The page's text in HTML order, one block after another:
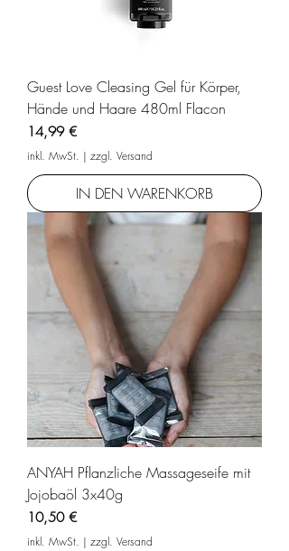
Guest Love Cleasing Gel für Körper,
Hände und Haare 480ml Flacon
Preis
14,99 €
inkl. MwSt. | zzgl. Versand
IN DEN WARENKORB
ANYAH Pflanzliche Massageseife mit
Jojobaöl 3x40g
Preis
10,50 €
inkl. MwSt. | zzgl. Versand